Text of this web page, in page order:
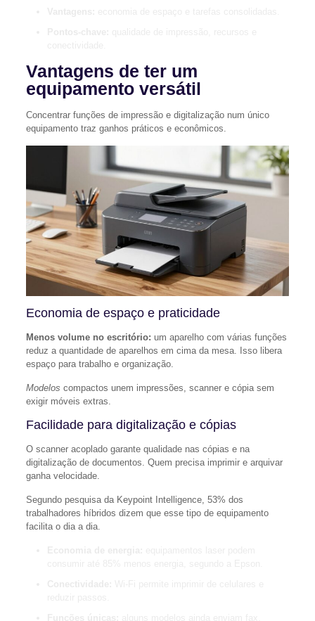
Vantagens de ter um
equipamento versátil
Concentrar funções de impressão e digitalização num único
equipamento traz ganhos práticos e econômicos.
Economia de espaço e praticidade
Menos volume no escritório: um aparelho com várias funções
reduz a quantidade de aparelhos em cima da mesa. Isso libera
espaço para trabalho e organização.
Modelos compactos unem impressões, scanner e cópia sem
exigir móveis extras.
Facilidade para digitalização e cópias
O scanner acoplado garante qualidade nas cópias e na
digitalização de documentos. Quem precisa imprimir e arquivar
ganha velocidade.
Segundo pesquisa da Keypoint Intelligence, 53% dos
trabalhadores híbridos dizem que esse tipo de equipamento
facilita o dia a dia.